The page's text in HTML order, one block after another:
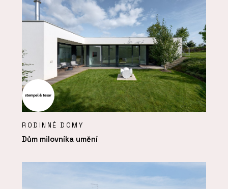
RODINNÉ DOMY
Dům milovníka umění